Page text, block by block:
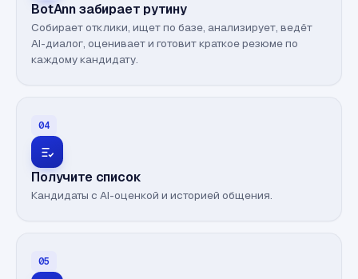
BotAnn забирает рутину
Собирает отклики, ищет по базе, анализирует, ведёт
AI-диалог, оценивает и готовит краткое резюме по
каждому кандидату.
04
Получите список
Кандидаты с AI-оценкой и историей общения.
05